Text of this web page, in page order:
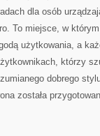
dla osób
To miejsce, w
użytkowania, a
którzy
dobrego
została